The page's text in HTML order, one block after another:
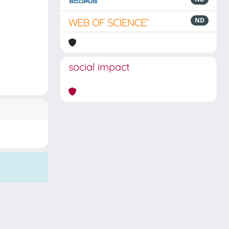
ND
social impact